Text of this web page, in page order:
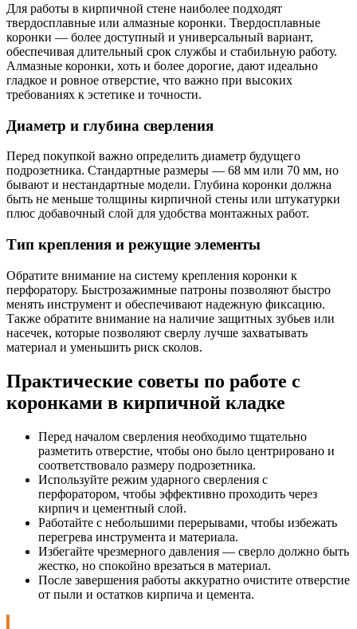
Для работы в кирпичной стене наиболее подходят
твердосплавные или алмазные коронки. Твердосплавные
коронки — более доступный и универсальный вариант,
обеспечивая длительный срок службы и стабильную работу.
Алмазные коронки, хоть и более дорогие, дают идеально
гладкое и ровное отверстие, что важно при высоких
требованиях к эстетике и точности.
Диаметр и глубина сверления
Перед покупкой важно определить диаметр будущего
подрозетника. Стандартные размеры — 68 мм или 70 мм, но
бывают и нестандартные модели. Глубина коронки должна
быть не меньше толщины кирпичной стены или штукатурки
плюс добавочный слой для удобства монтажных работ.
Тип крепления и режущие элементы
Обратите внимание на систему крепления коронки к
перфоратору. Быстрозажимные патроны позволяют быстро
менять инструмент и обеспечивают надежную фиксацию.
Также обратите внимание на наличие защитных зубьев или
насечек, которые позволяют сверлу лучше захватывать
материал и уменьшить риск сколов.
Практические советы по работе с
коронками в кирпичной кладке
Перед началом сверления необходимо тщательно
разметить отверстие, чтобы оно было центрировано и
соответствовало размеру подрозетника.
Используйте режим ударного сверления с
перфоратором, чтобы эффективно проходить через
кирпич и цементный слой.
Работайте с небольшими перерывами, чтобы избежать
перегрева инструмента и материала.
Избегайте чрезмерного давления — сверло должно быть
жестко, но спокойно врезаться в материал.
После завершения работы аккуратно очистите отверстие
от пыли и остатков кирпича и цемента.